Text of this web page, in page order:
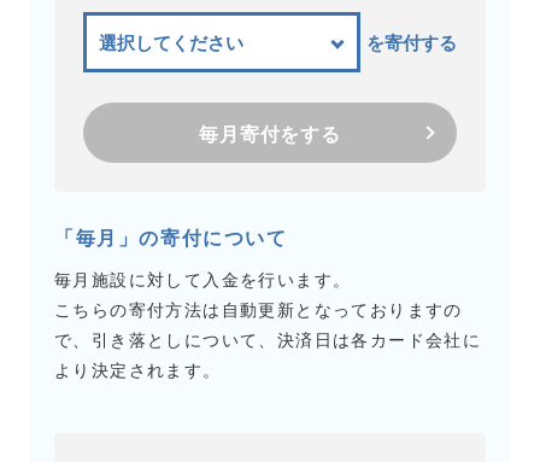
を寄付する
毎月寄付をする
「毎月」の寄付について
毎月施設に対して入金を行います。
こちらの寄付方法は自動更新となっておりますの
で、引き落としについて、決済日は各カード会社に
より決定されます。